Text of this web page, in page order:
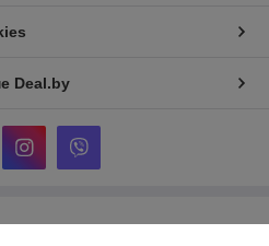
Deal.by